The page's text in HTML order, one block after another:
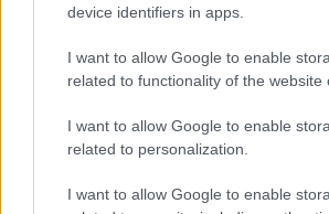
device identifiers in apps.
I want to allow Google to enable
related to functionality of the website
I want to allow Google to enable
related to personalization.
I want to allow Google to enable
Žije pri lese, chová sliepky a
rieka. Miestni remeselníci